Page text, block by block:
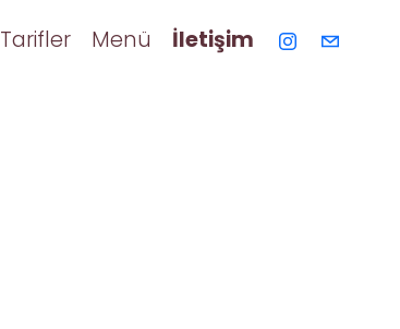
Tarifler Menü İletişim